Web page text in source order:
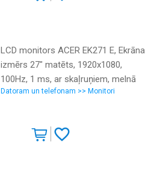
LCD monitors ACER EK271 E, Ekrāna
izmērs 27" matēts, 1920x1080,
100Hz, 1 ms, ar skaļruņiem, melnā
krāsā
Datoram un telefonam >> Monitori